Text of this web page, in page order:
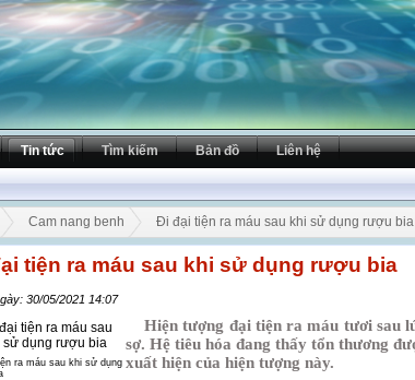
Tin tức Tìm kiếm Bản đồ Liên hệ
Cam nang benh Đi đại tiện ra máu sau khi sử dụng rượu bia
tiện ra máu sau khi sử dụng rượu bia
30/05/2021 14:07
ra máu sau khi sử dụng
Hiện tượng đại tiện ra máu tươi sau
sợ. Hệ tiêu hóa đang thấy tổn thương
xuất hiện của hiện tượng này.